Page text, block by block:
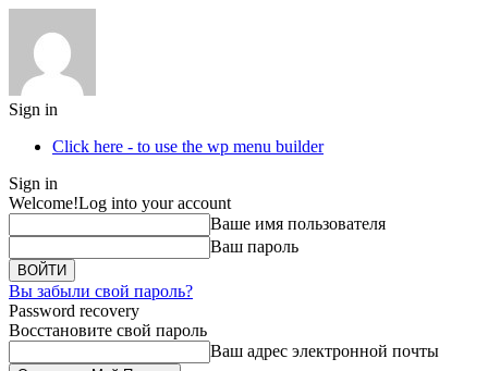
Sign in
Click here - to use the wp menu builder
Sign in
Welcome!Log into your account
Ваше имя пользователя
Ваш пароль
Вы забыли свой пароль?
Password recovery
Восстановите свой пароль
Ваш адрес электронной почты